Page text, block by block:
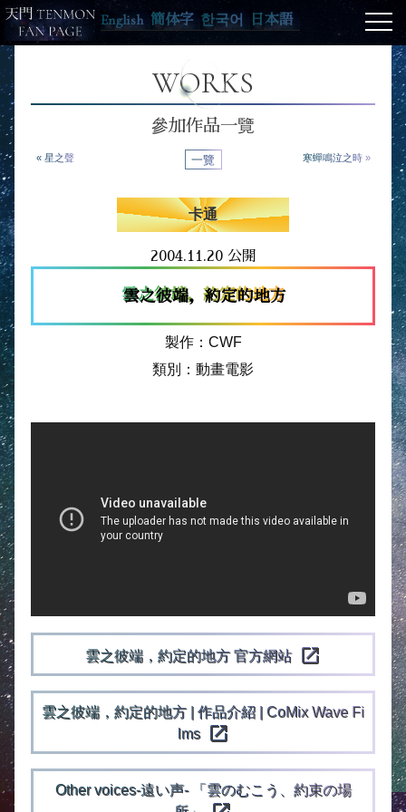
English 簡体字 한국어 日本語
WORKS
參加作品一覽
« 星之聲 一覽 寒蟬鳴泣之時 »
卡通
2004.11.20 公開
雲之彼端，約定的地方
製作：CWF
類別：動畫電影
雲之彼端，約定的地方 官方網站 open_in_new
雲之彼端，約定的地方 | 作品介紹 | CoMix Wave Fi
lms open_in_new
Other voices-遠い声- 「雲のむこう、約束の場